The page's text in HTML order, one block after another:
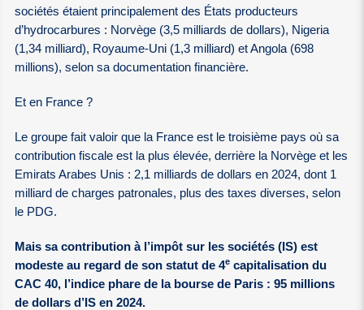
sociétés étaient principalement des États producteurs
d’hydrocarbures : Norvège (3,5 milliards de dollars), Nigeria
(1,34 milliard), Royaume-Uni (1,3 milliard) et Angola (698
millions), selon sa documentation financière.
Et en France ?
Le groupe fait valoir que la France est le troisième pays où sa
contribution fiscale est la plus élevée, derrière la Norvège et les
Emirats Arabes Unis : 2,1 milliards de dollars en 2024, dont 1
milliard de charges patronales, plus des taxes diverses, selon
le PDG.
Mais sa contribution à l’impôt sur les sociétés (IS) est
modeste au regard de son statut de 4e capitalisation du
CAC 40, l’indice phare de la bourse de Paris : 95 millions
de dollars d’IS en 2024.